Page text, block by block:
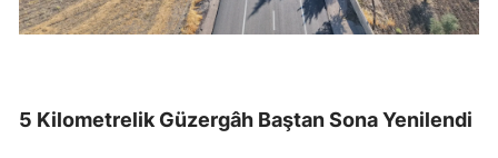
5 Kilometrelik Güzergâh Baştan Sona Yenilendi